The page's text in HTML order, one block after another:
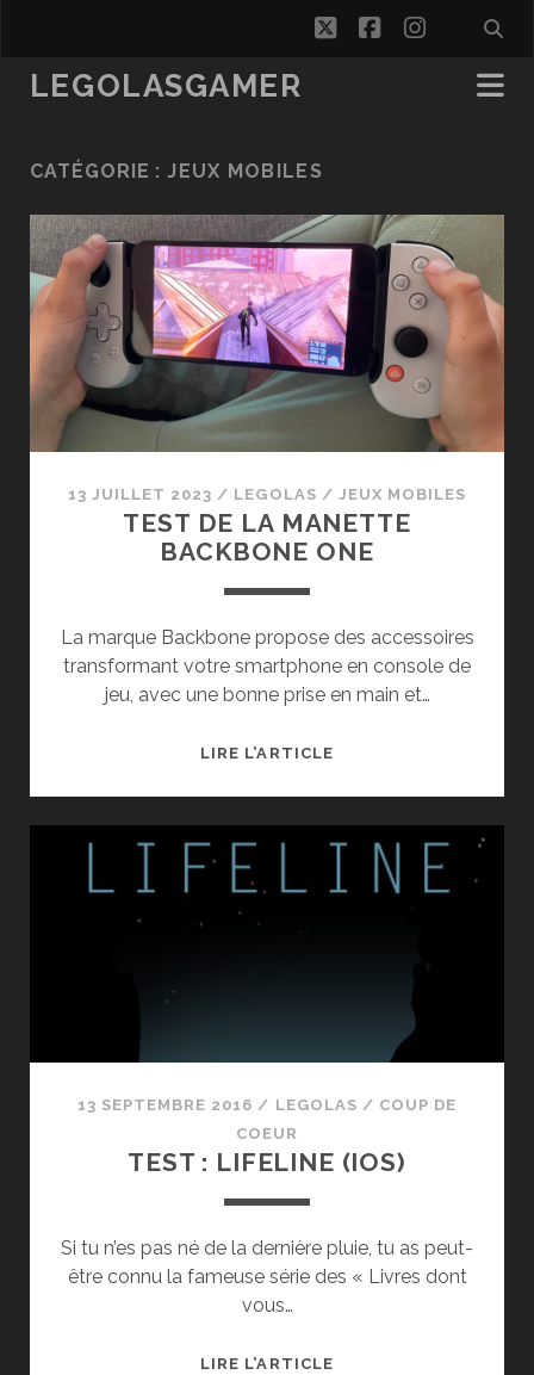
twitterfacebook
LEGOLASGAMER
CATÉGORIE :JEUX MOBILES
13 JUILLET 2023 / LEGOLAS / JEUX MOBILES
TEST DE LA MANETTE
BACKBONE ONE
La marque Backbone propose des accessoires
transformant votre smartphone en console de
jeu, avec une bonne prise en main et…
LIRE L’ARTICLETEST
BACKBONE
ONE
13 SEPTEMBRE 2016 / LEGOLAS / COUP DE
COEUR
TEST : LIFELINE (IOS)
Si tu n’es pas né de la dernière pluie, tu as peut-
être connu la fameuse série des « Livres dont
vous…
LIRE L’ARTICLETEST